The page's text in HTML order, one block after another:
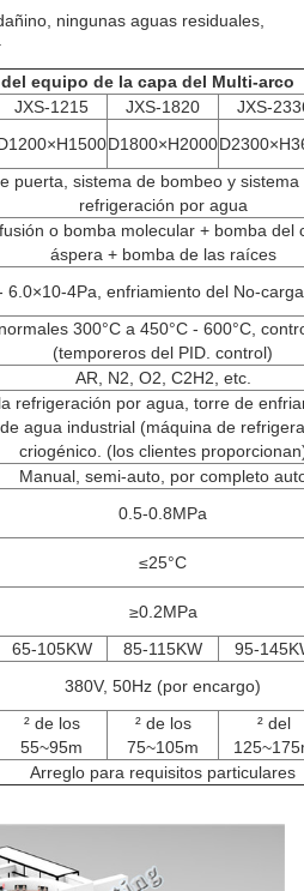
ningunas aguas residuales,
equipo de la capa del Multi-arco
JXS-1215 JXS-1820
JXS-
D1800×H2000
puerta, sistema de bombeo y
refrigeración por agua
o bomba molecular + bomba del
áspera + bomba de las raíces
6.0×10-4Pa, enfriamiento del No-
300°C a 450°C - 600°C,
(temporeros del PID. control)
AR, N2, O2, C2H2, etc.
refrigeración por agua, torre de
agua industrial (máquina de
criogénico. (los clientes
Manual, semi-auto, por completo
0.5-0.8MPa
≤25°C
≥0.2MPa
65-105KW 85-115KW
95-
380V, 50Hz (por encargo)
² de los
55~95m
² de los
75~105m
² del
Arreglo para requisitos particulares